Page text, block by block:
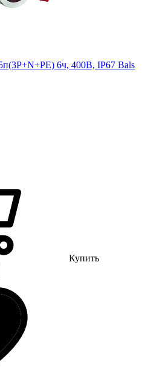
6ч, 400В, IP67 Bals
Купить